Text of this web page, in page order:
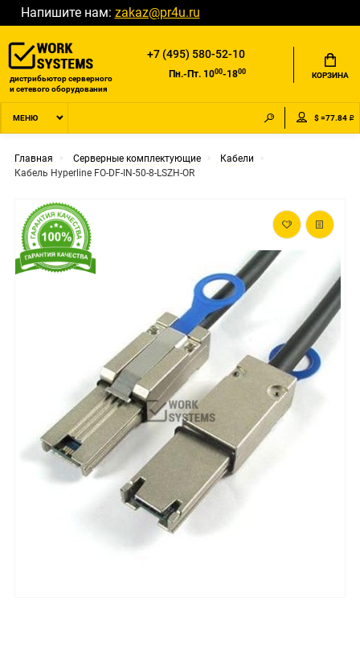
Напишите нам: zakaz@pr4u.ru
дистрибьютор серверного
и сетевого оборудования
+7 (495) 580-52-10
Пн.-Пт. 1000-1800 КОРЗИНА
МЕНЮ $ =77.84 ₽
Главная Серверные комплектующие
Кабели
Кабель Hyperline FO-DF-IN-50-8-LSZH-OR